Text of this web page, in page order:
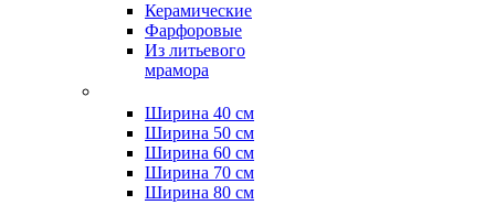
Керамические
Фарфоровые
Из литьевого
мрамора
Ширина 40 см
Ширина 50 см
Ширина 60 см
Ширина 70 см
Ширина 80 см